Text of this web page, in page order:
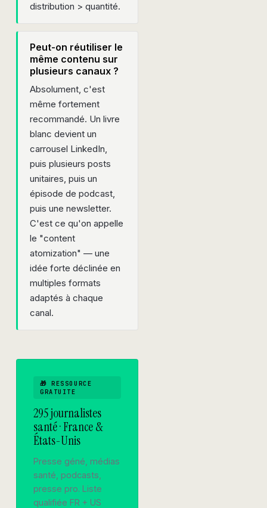
distribution > quantité.
Peut-on réutiliser le
même contenu sur
plusieurs canaux ?
Absolument, c'est
même fortement
recommandé. Un livre
blanc devient un
carrousel LinkedIn,
puis plusieurs posts
unitaires, puis un
épisode de podcast,
puis une newsletter.
C'est ce qu'on appelle
le "content
atomization" — une
idée forte déclinée en
multiples formats
adaptés à chaque
canal.
🎁 RESSOURCE
GRATUITE
295 journalistes
santé · France &
États-Unis
Presse géné, médias
santé, podcasts,
presse pro. Liste
qualifiée FR + US